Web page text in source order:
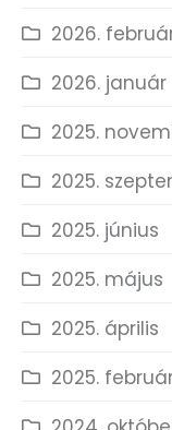
2026.
2026. január
2025.
2025.
2025. június
2025. május
2025. április
2025.